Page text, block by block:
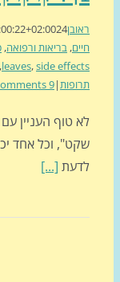
25T00:00:22+02:00
בריאות ורפואה,כללי,תזונה
leaves,side
,חליטת
טוף העניין עם לחץ
וכל אחד יכול
[...]